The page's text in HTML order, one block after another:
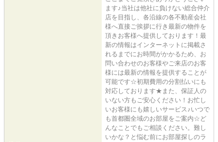
ます♪当社は他社に負けない総合仲介
店を目指し、各沿線の各不動産会社
様へ直接ご挨拶に行き最新の物件を
頂きお客様へ提供しております！最
新の情報はインターネットに掲載さ
れるまでにお時間がかかるため、お
問い合わせのお客様やご来店のお客
様には最新の情報を提供することが
可能です☆初期費用の分割払いにも
対応しております★また、保証人の
いない方もご安心ください！お忙し
いお客様にも嬉しいサービス♪いつで
も首都圏全域のお部屋をご案内☆ど
んなことでもご相談ください。難し
いかな？と悩む前にお部屋探しのラ